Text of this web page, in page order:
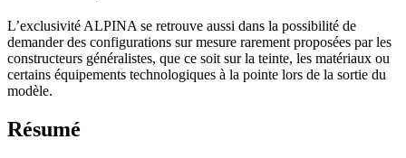
L’exclusivité ALPINA se retrouve aussi dans la possibilité de
demander des configurations sur mesure rarement proposées par les
constructeurs généralistes, que ce soit sur la teinte, les matériaux ou
certains équipements technologiques à la pointe lors de la sortie du
modèle.
Résumé